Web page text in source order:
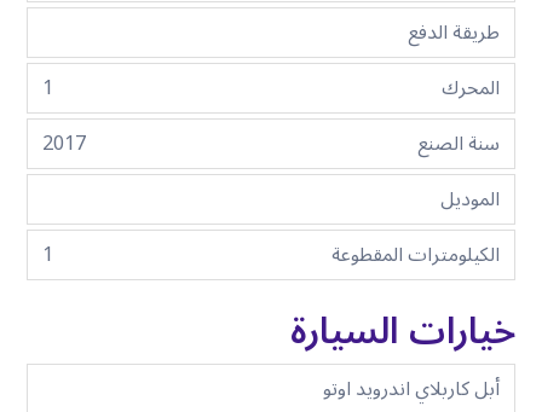
طريقة الدفع
المحرك
1
سنة الصنع
2017
الموديل
الكيلومترات المقطوعة
1
خيارات السيارة
أبل كاربلاي اندرويد اوتو